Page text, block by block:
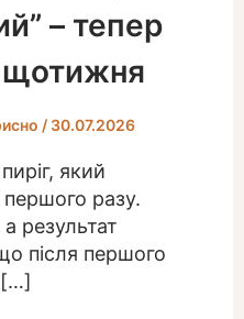
– тепер
/ 30.07.2026
який
разу.
результат
після першого
[…]